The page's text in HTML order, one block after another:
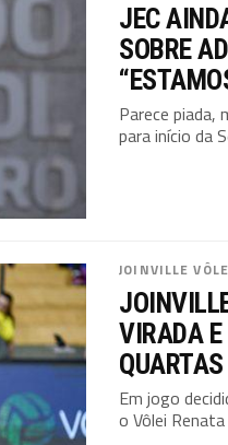
JEC
SOBRE
Parece piada,
para início da
JOINVILLE
VIRADA
Em jogo
o Vôlei